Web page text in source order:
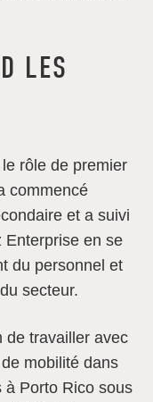
LES
rôle de premier
commencé
et a suivi
Enterprise en se
du personnel et
secteur.
de travailler avec
mobilité dans
à Porto Rico sous